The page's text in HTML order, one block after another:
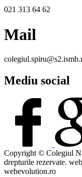
021 313 64 62
Mail
Mediu social
Copyright © Colegiul
drepturile rezervate.
webevolution.ro